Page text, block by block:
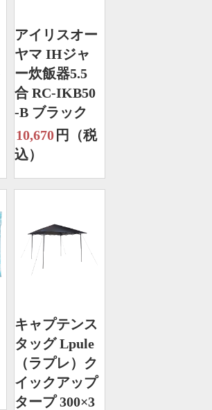
アイリスオー
ヤマ IHジャ
ー炊飯器5.5
合 RC-IKB50
-B ブラック
10,670 円（税
込）
キャプテンス
タッグ Lpule
（ラプレ）ク
イックアップ
タープ 300×3